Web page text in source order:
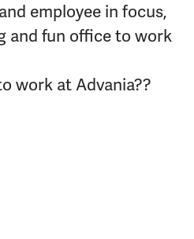
employee in focus,
and fun office to work
work at Advania??